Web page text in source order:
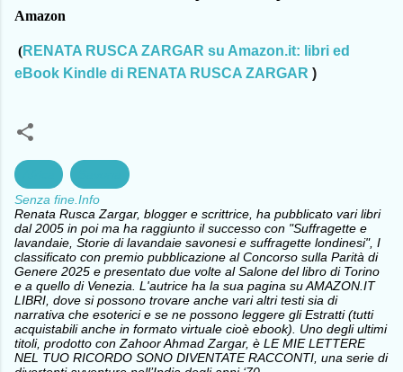
Amazon
(RENATA RUSCA ZARGAR su Amazon.it: libri ed
eBook Kindle di RENATA RUSCA ZARGAR )
Senza fine.Info
Renata Rusca Zargar, blogger e scrittrice, ha pubblicato vari libri
dal 2005 in poi ma ha raggiunto il successo con "Suffragette e
lavandaie, Storie di lavandaie savonesi e suffragette londinesi", I
classificato con premio pubblicazione al Concorso sulla Parità di
Genere 2025 e presentato due volte al Salone del libro di Torino
e a quello di Venezia. L'autrice ha la sua pagina su AMAZON.IT
LIBRI, dove si possono trovare anche vari altri testi sia di
narrativa che esoterici e se ne possono leggere gli Estratti (tutti
acquistabili anche in formato virtuale cioè ebook). Uno degli ultimi
titoli, prodotto con Zahoor Ahmad Zargar, è LE MIE LETTERE
NEL TUO RICORDO SONO DIVENTATE RACCONTI, una serie di